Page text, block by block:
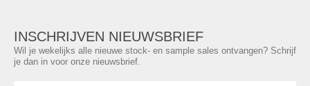
INSCHRIJVEN NIEUWSBRIEF
Wil je wekelijks alle nieuwe stock- en sample sales ontvangen? Schrijf
je dan in voor onze nieuwsbrief.